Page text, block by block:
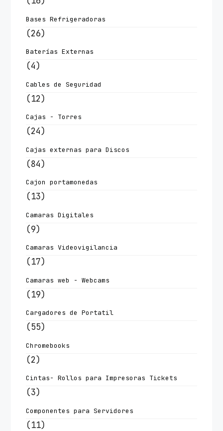
Bases Refrigeradoras
(26)
Baterías Externas
(4)
Cables de Seguridad
(12)
Cajas - Torres
(24)
Cajas externas para Discos
(84)
Cajon portamonedas
(13)
Camaras Digitales
(9)
Camaras Videovigilancia
(17)
Camaras web - Webcams
(19)
Cargadores de Portatil
(55)
Chromebooks
(2)
Cintas- Rollos para Impresoras Tickets
(3)
Componentes para Servidores
(11)